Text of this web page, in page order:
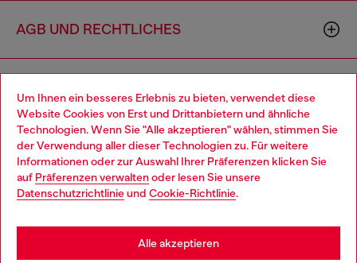
Um Ihnen ein besseres Erlebnis zu bieten, verwendet diese
Website Cookies von Erst und Drittanbietern und ähnliche
Technologien. Wenn Sie "Alle akzeptieren" wählen, stimmen Sie
der Verwendung aller dieser Technologien zu. Für weitere
Informationen oder zur Auswahl Ihrer Präferenzen klicken Sie
auf Präferenzen verwaltenoder lesen Sie unsere
Datenschutzrichtlinieund Cookie-Richtlinie.
Alle akzeptieren
AGB UND RECHTLICHES
CORPORATE
Choose your location
You are currently browsing Österreich website, but it seems you
may be based in United States